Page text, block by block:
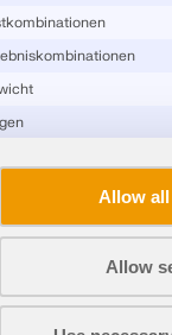
Allow
Allow